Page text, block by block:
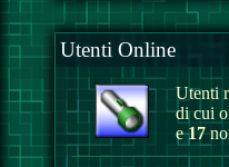
Utenti Online
Utenti
di cui
e17